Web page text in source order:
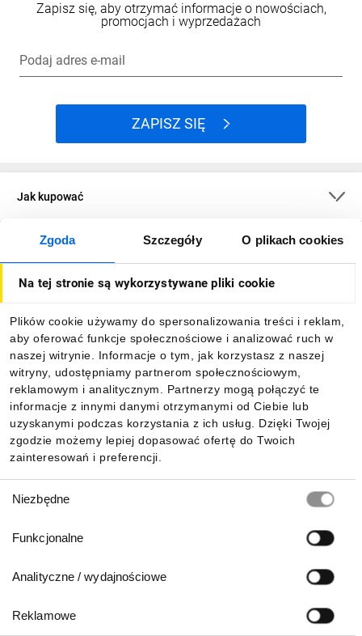
Zgoda Szczegóły O plikach cookies
Na tej stronie są wykorzystywane pliki cookie
Plików cookie używamy do spersonalizowania treści i reklam,
aby oferować funkcje społecznościowe i analizować ruch w
naszej witrynie. Informacje o tym, jak korzystasz z naszej
witryny, udostępniamy partnerom społecznościowym,
reklamowym i analitycznym. Partnerzy mogą połączyć te
informacje z innymi danymi otrzymanymi od Ciebie lub
uzyskanymi podczas korzystania z ich usług. Dzięki Twojej
zgodzie możemy lepiej dopasować ofertę do Twoich
zainteresowań i preferencji.
zgody
Niezbędne
Funkcjonalne
Analityczne / wydajnościowe
Reklamowe
Zapisz się, aby otrzymać informacje o nowościach,
promocjach i wyprzedażach
Podaj adres e-mail
ZAPISZ SIĘ
Jak kupować
O firmie
Informacje
Pobierz naszą aplikację mobilną: